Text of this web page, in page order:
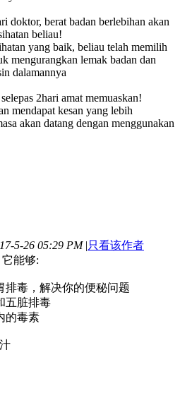
doktor, berat badan berlebihan akan
beliau!
yang baik, beliau telah memilih
mengurangkan lemak badan dan
dalamannya
2hari amat memuaskan!
mendapat kesan yang lebih
akan datang dengan menggunakan
5-26 05:29 PM |只看该作者
能够:
排毒，解决你的便秘问题
五脏排毒
的毒素